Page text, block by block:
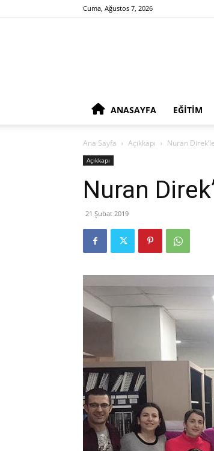
Cuma, Ağustos 7, 2026
ANASAYFA EĞITIM
Ana Sayfa Açıkkapı Nuran
Açıkkapı
Nuran
21 Şubat 2019